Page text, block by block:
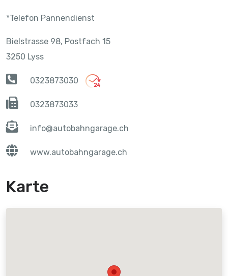
*Telefon Pannendienst
Bielstrasse 98, Postfach 15
3250 Lyss
0323873030
0323873033
info@autobahngarage.ch
www.autobahngarage.ch
Karte